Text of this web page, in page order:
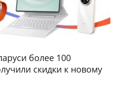
более 100
скидки к новому